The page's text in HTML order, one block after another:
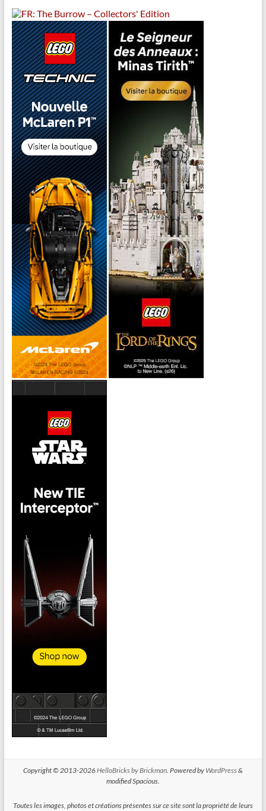
Copyright © 2013-2026HelloBricks by Brickman. Powered by WordPress&
modified Spacious.
Toutes les images, photos et créations présentes sur ce site sont la propriété de leurs